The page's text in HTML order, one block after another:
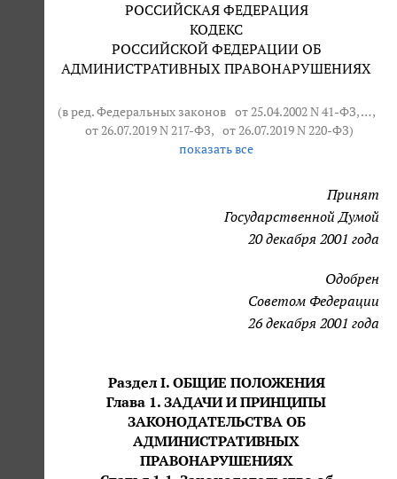
РОССИЙСКАЯ ФЕДЕРАЦИЯ
КОДЕКС
РОССИЙСКОЙ ФЕДЕРАЦИИ ОБ
АДМИНИСТРАТИВНЫХ ПРАВОНАРУШЕНИЯХ
(в ред. Федеральных законов от 25.04.2002 N 41-ФЗ, … ,
от 26.07.2019 N 217-ФЗ, от 26.07.2019 N 220-ФЗ)
показать все
Принят
Государственной Думой
20 декабря 2001 года
Одобрен
Советом Федерации
26 декабря 2001 года
Раздел I. ОБЩИЕ ПОЛОЖЕНИЯ
Глава 1. ЗАДАЧИ И ПРИНЦИПЫ
ЗАКОНОДАТЕЛЬСТВА ОБ
АДМИНИСТРАТИВНЫХ
ПРАВОНАРУШЕНИЯХ